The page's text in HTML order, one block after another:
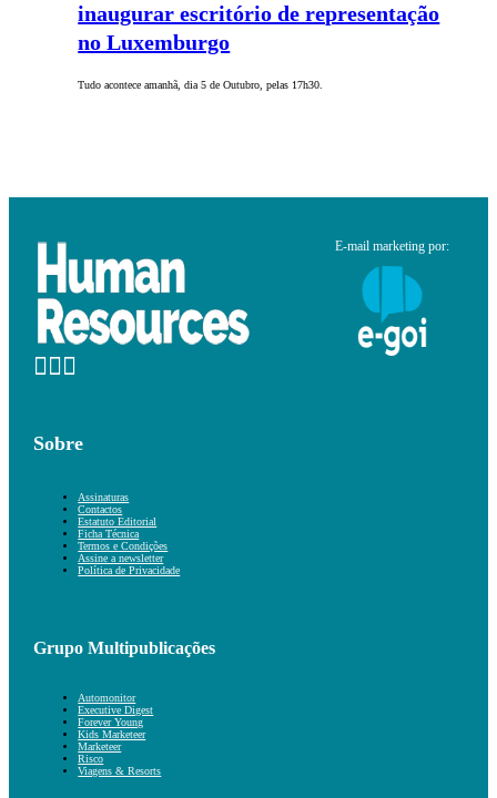
inaugurar escritório de representação
no Luxemburgo
Tudo acontece amanhã, dia 5 de Outubro, pelas 17h30.
E-mail marketing por:
Sobre
Assinaturas
Contactos
Estatuto Editorial
Ficha Técnica
Termos e Condições
Assine a newsletter
Política de Privacidade
Grupo Multipublicações
Automonitor
Executive Digest
Forever Young
Kids Marketeer
Marketeer
Risco
Viagens & Resorts